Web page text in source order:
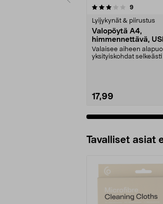
9arvostelut
Lyijykynät & piirustus
Valopöytä A4,
himmennettävä,
Valaisee aiheen
yksityiskohdat selkeästi
17,99
4.5 viidestä
Tavalliset asiat